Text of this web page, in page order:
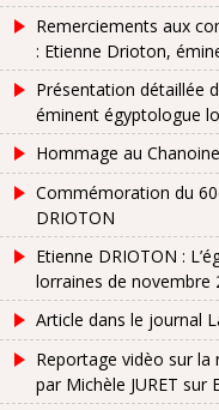
Remerciements aux
: Etienne Drioton,
Présentation détaillée
éminent égyptologue
Hommage au
Commémoration du
DRIOTON
Etienne DRIOTON :
lorraines de novembre
Article dans le journal
Reportage vidèo sur la
par Michèle JURET sur